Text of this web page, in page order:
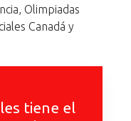
Olimpiadas
Canadá y
tiene el